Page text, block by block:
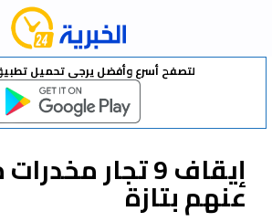
Skip
لتصفح أسرع وأفضل يرجى تحميل تطبيق
إيقاف 9 تجار
عنهم بتازة